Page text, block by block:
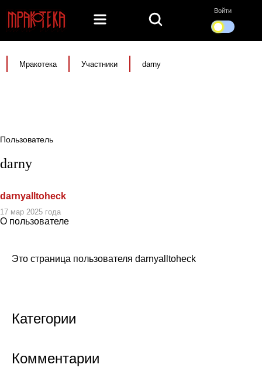
Войти
Мракотека Участники darny
Пользователь
darny
darnyalltoheck
17 мар 2025 года
О пользователе
Это страница пользователя darnyalltoheck
Категории
Комментарии